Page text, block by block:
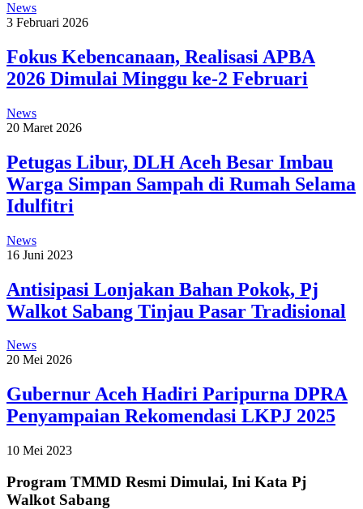
News
3 Februari 2026
Fokus Kebencanaan, Realisasi APBA
2026 Dimulai Minggu ke-2 Februari
News
20 Maret 2026
Petugas Libur, DLH Aceh Besar Imbau
Warga Simpan Sampah di Rumah Selama
Idulfitri
News
16 Juni 2023
Antisipasi Lonjakan Bahan Pokok, Pj
Walkot Sabang Tinjau Pasar Tradisional
News
20 Mei 2026
‎Gubernur Aceh Hadiri Paripurna DPRA
Penyampaian Rekomendasi LKPJ 2025
10 Mei 2023
Program TMMD Resmi Dimulai, Ini Kata Pj
Walkot Sabang